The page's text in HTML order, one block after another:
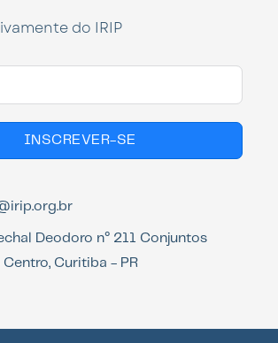
do IRIP
INSCREVER-SE
Deodoro n° 211 Conjuntos
Curitiba - PR